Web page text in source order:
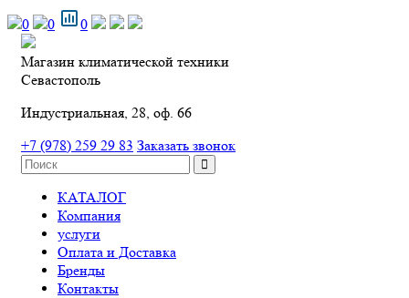
0 0 0
Магазин климатической техники
Севастополь
Индустриальная, 28, оф. 66
+7 (978) 259 29 83 Заказать звонок
КАТАЛОГ
Компания
услуги
Оплата и Доставка
Бренды
Контакты